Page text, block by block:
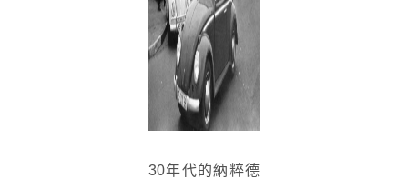
30年代的納粹德